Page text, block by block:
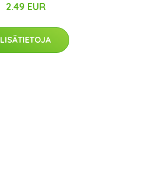
2.49 EUR
LISÄTIETOJA